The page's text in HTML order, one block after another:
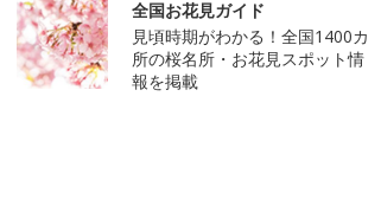
全国お花見ガイド
見頃時期がわかる！全国1400カ
所の桜名所・お花見スポット情
報を掲載